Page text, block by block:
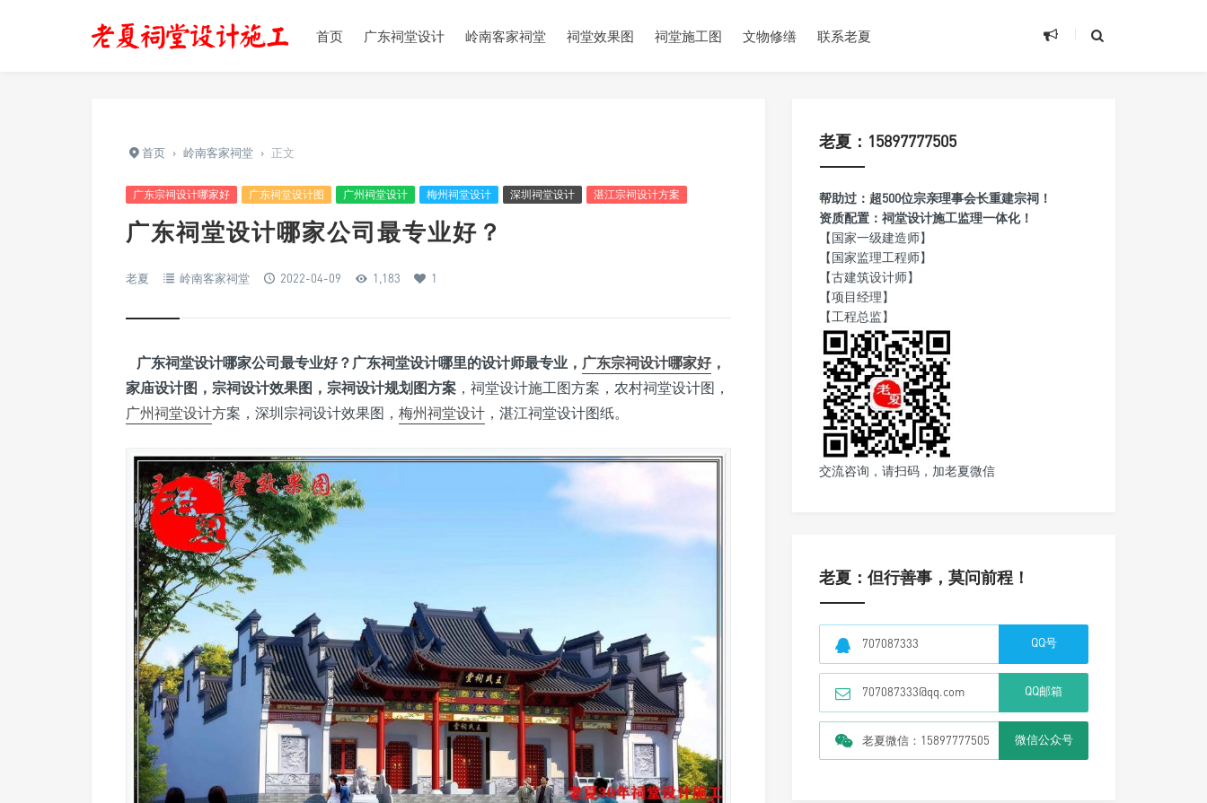
首页 广东祠堂设计 岭南客家祠堂 祠堂效果图 祠堂施工图 文物修缮 联系老夏
首页 › 岭南客家祠堂 › 正文
广东宗祠设计哪家好 广东祠堂设计图 广州祠堂设计 梅州祠堂设计 深圳祠堂设计 湛江宗祠设计方案
广东祠堂设计哪家公司最专业好？
老夏 岭南客家祠堂 2022-04-09 1,183 1
广东祠堂设计哪家公司最专业好？广东祠堂设计哪里的设计师最专业， 广东宗祠设计哪家好，
家庙设计图，宗祠设计效果图，宗祠设计规划图方案 ，祠堂设计施工图方案，农村祠堂设计图，
广州祠堂设计方案，深圳宗祠设计效果图， 梅州祠堂设计 ，湛江祠堂设计图纸。
老夏：15897777505
帮助过：超500位宗亲理事会长重建宗祠！
资质配置：祠堂设计施工监理一体化！
【国家一级建造师】
【国家监理工程师】
【古建筑设计师】
【项目经理】
【工程总监】
交流咨询，请扫码，加老夏微信
老夏：但行善事，莫问前程！
707087333 QQ号
707087333@qq.com QQ邮箱
老夏微信：15897777505 微信公众号